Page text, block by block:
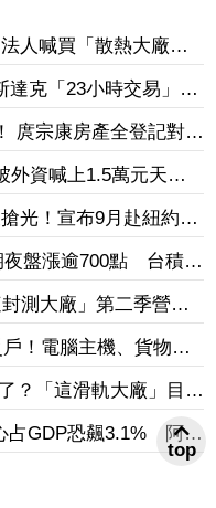
人喊買「散熱大廠」
收創新高
達克「23小時交易」這
庹宗康房產全登記對方
外資喊上1.5萬元天
」
光！宣布9月赴紐約讀
夜盤漲逾700點 台積電
測大廠」第二季營收
美擴產
！電腦主機、貨物全
？「這滑軌大廠」目標
利率更上看90％
占GDP恐飆3.1% 阿波
次貸式衝擊」
top